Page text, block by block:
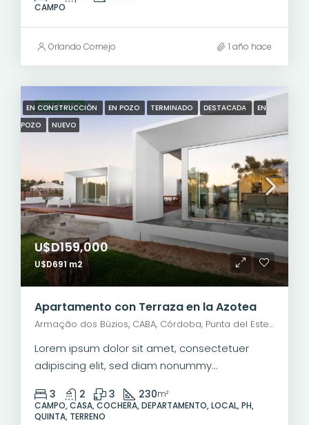
CAMPO
Orlando Cornejo 1 año hace
DESTACADO
EN CONSTRUCCIÓN EN POZO TERMINADO DESTACADA
EN
POZO
NUEVO
U$D159,000
U$D691 m2
Apartamento con Terraza en la Azotea
Armação dos Búzios, CABA, Córdoba, Punta del Este, Rosario, Santiago de Chile, Valparaíso, Villa Dolores, Viña del Mar, Mariano Moreno, General San Martín, Río Grande, Municipio de Río Grande, Departamento Río Grande, Tierra del Fuego, 9420, Argentina
Lorem ipsum dolor sit amet, consectetuer
adipiscing elit, sed diam nonummy...
3 2 3 230m²
CAMPO, CASA, COCHERA, DEPARTAMENTO, LOCAL, PH,
QUINTA, TERRENO